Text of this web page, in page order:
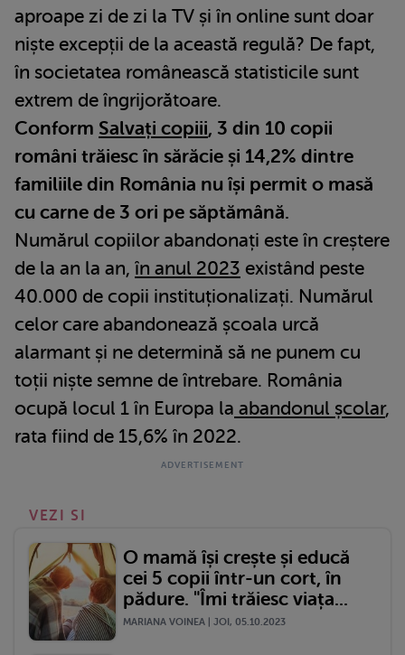
aproape zi de zi la TV și în online sunt doar
niște excepții de la această regulă? De fapt,
în societatea românească statisticile sunt
extrem de îngrijorătoare.
Conform Salvați copiii, 3 din 10 copii
români trăiesc în sărăcie și 14,2% dintre
familiile din România nu își permit o masă
cu carne de 3 ori pe săptămână.
Numărul copiilor abandonați este în creștere
de la an la an, în anul 2023 existând peste
40.000 de copii instituționalizați. Numărul
celor care abandonează școala urcă
alarmant și ne determină să ne punem cu
toții niște semne de întrebare. România
ocupă locul 1 în Europa la abandonul școlar,
rata fiind de 15,6% în 2022.
VEZI SI
O mamă își crește și educă
cei 5 copii într-un cort, în
pădure. "Îmi trăiesc viața...
MARIANA VOINEA | JOI, 05.10.2023